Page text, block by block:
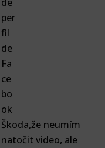
Škoda,že neumím
natočit video, ale